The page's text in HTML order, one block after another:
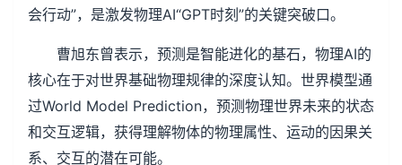
会行动”，是激发物理AI“GPT时刻”的关键突破口。
曹旭东曾表示，预测是智能进化的基石，物理AI的
核心在于对世界基础物理规律的深度认知。世界模型通
过World Model Prediction，预测物理世界未来的状态
和交互逻辑，获得理解物体的物理属性、运动的因果关
系、交互的潜在可能。